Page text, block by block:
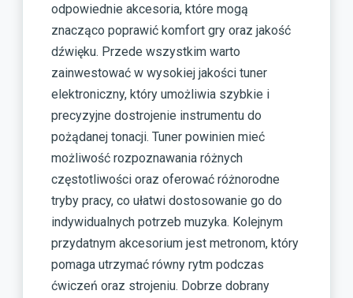
odpowiednie akcesoria, które mogą
znacząco poprawić komfort gry oraz jakość
dźwięku. Przede wszystkim warto
zainwestować w wysokiej jakości tuner
elektroniczny, który umożliwia szybkie i
precyzyjne dostrojenie instrumentu do
pożądanej tonacji. Tuner powinien mieć
możliwość rozpoznawania różnych
częstotliwości oraz oferować różnorodne
tryby pracy, co ułatwi dostosowanie go do
indywidualnych potrzeb muzyka. Kolejnym
przydatnym akcesorium jest metronom, który
pomaga utrzymać równy rytm podczas
ćwiczeń oraz strojeniu. Dobrze dobrany